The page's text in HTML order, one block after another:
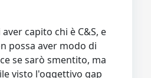
capito chi è C&S, e
possa aver modo di
se sarò smentito, ma
visto l'oggettivo gap